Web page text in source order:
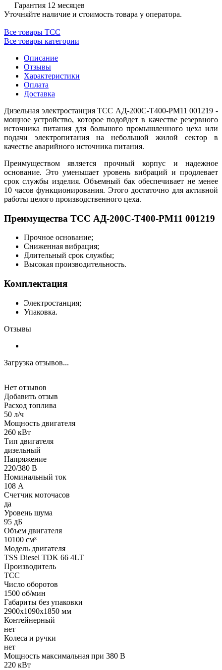
Гарантия 12 месяцев
Уточняйте наличие и стоимость товара у оператора.
Все товары ТСС
Все товары категории
Описание
Отзывы
Характеристики
Оплата
Доставка
Дизельная электростанция ТСС АД-200С-Т400-РМ11 001219 -
мощное устройство, которое подойдет в качестве резервного
источника питания для большого промышленного цеха или
подачи электропитания на небольшой жилой сектор в
качестве аварийного источника питания.
Преимуществом является прочный корпус и надежное
основание. Это уменьшает уровень вибраций и продлевает
срок службы изделия. Объемный бак обеспечивает не менее
10 часов функционирования. Этого достаточно для активной
работы целого производственного цеха.
Преимущества ТСС АД-200С-Т400-РМ11 001219
Прочное основание;
Сниженная вибрация;
Длительный срок службы;
Высокая производительность.
Комплектация
Электростанция;
Упаковка.
Отзывы
Загрузка отзывов...
Нет отзывов
Добавить отзыв
Расход топлива
50 л/ч
Мощность двигателя
260 кВт
Тип двигателя
дизельный
Напряжение
220/380 В
Номинальный ток
108 А
Счетчик моточасов
да
Уровень шума
95 дБ
Объем двигателя
10100 см³
Модель двигателя
TSS Diesel TDK 66 4LT
Производитель
ТСС
Число оборотов
1500 об/мин
Габариты без упаковки
2900х1090х1850 мм
Контейнерный
нет
Колеса и ручки
нет
Мощность максимальная при 380 В
220 кВт